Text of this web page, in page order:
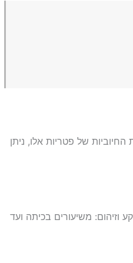
של פטריות אלו, ניתן
וזיהום: משיעורים בכיתה ועד